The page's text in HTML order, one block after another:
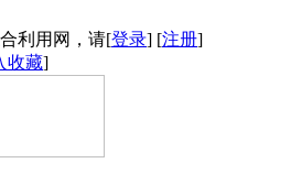
利用网，请[登录] [注册]
收藏]